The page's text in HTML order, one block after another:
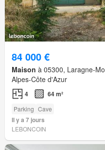
84 000 €
Maison à 05300, Laragne-
Alpes-Côte d'Azur
4 64 m²
Parking Cave
Il y a 7 jours
LEBONCOIN